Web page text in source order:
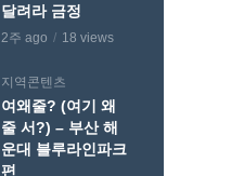
달려라 금정
2주 ago 18 views
지역콘텐츠
여왜줄? (여기 왜
줄 서?) – 부산 해
운대 블루라인파크
편